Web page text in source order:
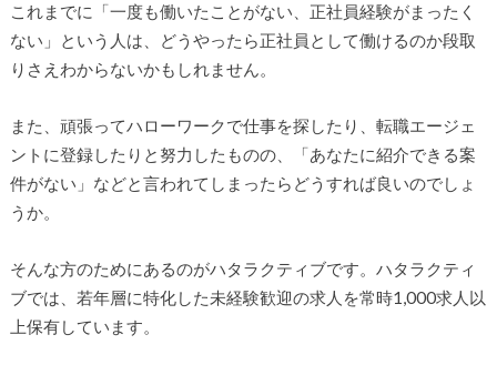
これまでに「一度も働いたことがない、正社員経験がまったく
ない」という人は、どうやったら正社員として働けるのか段取
りさえわからないかもしれません。
また、頑張ってハローワークで仕事を探したり、転職エージェ
ントに登録したりと努力したものの、「あなたに紹介できる案
件がない」などと言われてしまったらどうすれば良いのでしょ
うか。
そんな方のためにあるのがハタラクティブです。ハタラクティ
ブでは、若年層に特化した未経験歓迎の求人を常時1,000求人以
上保有しています。